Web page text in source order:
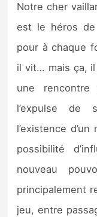
Notre cher
est le héros de
pour à chaque
il vit… mais ça, il
une
l’expulse de
l’existence
possibilité
nouveau
principalement
jeu, entre